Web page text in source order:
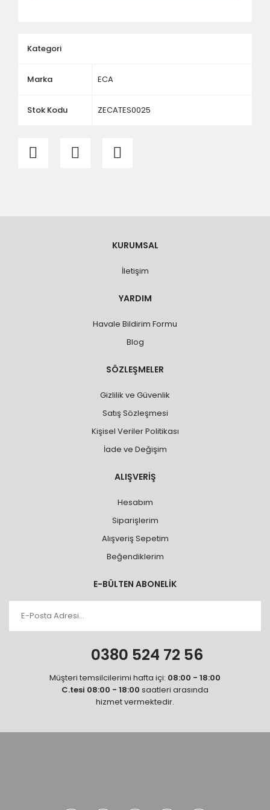
Kategori
Marka ECA
Stok Kodu ZECATES0025
KURUMSAL
İletişim
YARDIM
Havale Bildirim Formu
Blog
SÖZLEŞMELER
Gizlilik ve Güvenlik
Satış Sözleşmesi
Kişisel Veriler Politikası
İade ve Değişim
ALIŞVERİŞ
Hesabım
Siparişlerim
Alışveriş Sepetim
Beğendiklerim
E-BÜLTEN ABONELİK
0380 524 72 56
Müşteri temsilcilerimi hafta içi: 08:00 - 18:00
C.tesi 08:00 - 18:00 saatleri arasında
hizmet vermektedir.